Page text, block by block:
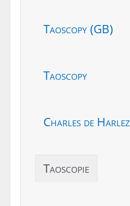
Taoscopy (GB)
Taoscopy
Charles de Harlez
Taoscopie